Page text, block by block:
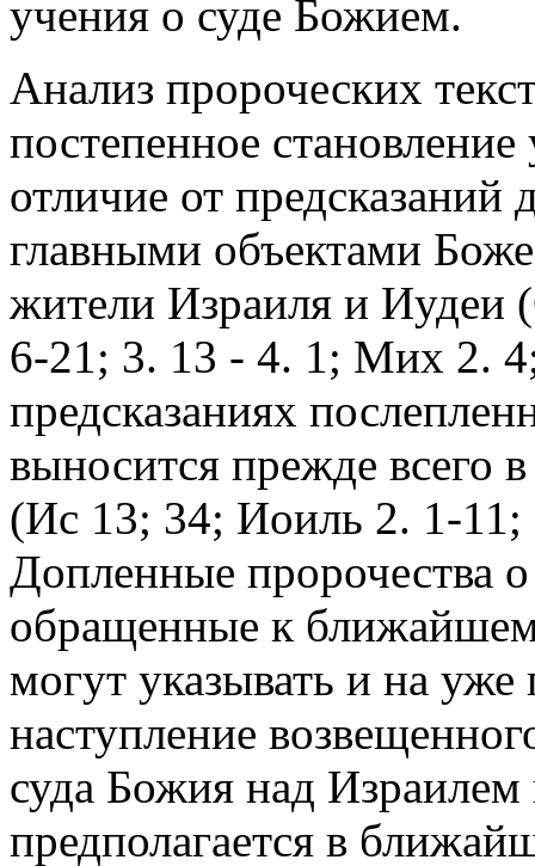
учения о суде Божием.
Анализ пророческих
постепенное
отличие от
главными объектами
жители Израиля и Иудеи
6-21; 3. 13 - 4. 1; Мих 2.
предсказаниях
выносится прежде всего
(Ис 13; 34; Иоиль 2. 1-11;
Допленные пророчества
обращенные к
могут указывать и на
наступление
суда Божия над
предполагается в